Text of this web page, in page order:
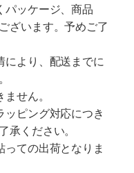
パッケージ、商品
ざいます。予めご了
により、配送までに
せん。
ピング対応につき
承ください。
ての出荷となりま